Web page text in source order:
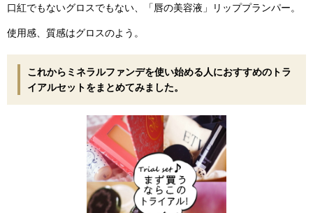
口紅でもないグロスでもない、「唇の美容液」リッププランパー。
使用感、質感はグロスのよう。
これからミネラルファンデを使い始める人におすすめのトラ
イアルセットをまとめてみました。